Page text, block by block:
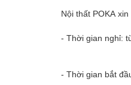
Nội thất POKA
- Thời gian nghỉ:
- Thời gian bắt